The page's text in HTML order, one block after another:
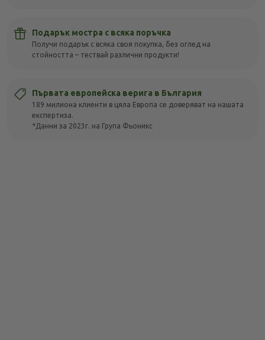
Подарък мостра с всяка поръчка
Получи подарък с всяка своя покупка, без оглед на
стойността – тествай различни продукти!
Първата европейска верига в България
189 милиона клиенти в цяла Европа се доверяват на нашата
експертиза.
*Данни за 2023г. на Група Фьоникс